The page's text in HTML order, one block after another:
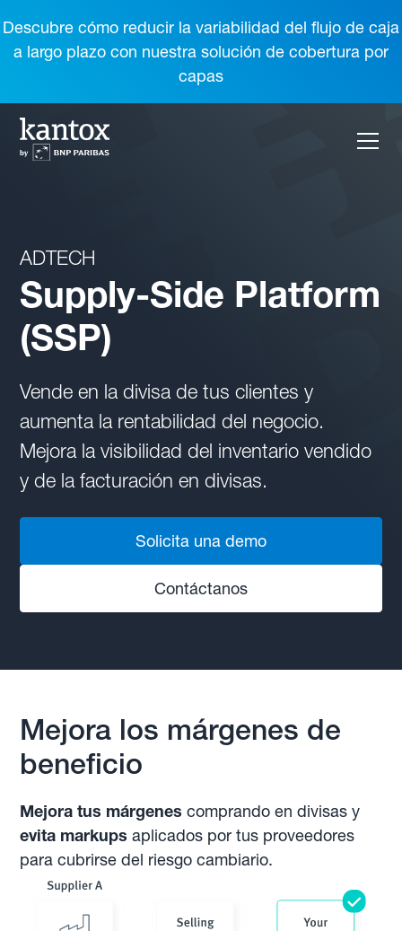
Descubre cómo reducir la variabilidad del flujo de caja
a largo plazo con nuestra solución de cobertura por
capas
ADTECH
Supply-Side Platform
(SSP)
Vende en la divisa de tus clientes y
aumenta la rentabilidad del negocio.
Mejora la visibilidad del inventario vendido
y de la facturación en divisas.
Solicita una demo
Contáctanos
Mejora los márgenes de
beneficio
Mejora tus márgenes comprando en divisas y
evita markups aplicados por tus proveedores
para cubrirse del riesgo cambiario.